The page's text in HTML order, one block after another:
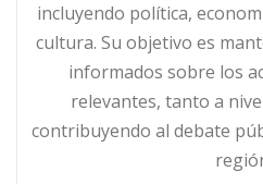
incluyendo política,
cultura. Su objetivo es
informados sobre los
relevantes, tanto a
contribuyendo al debate